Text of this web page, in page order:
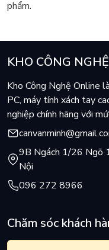
phẩm.
KHO CÔNG
Kho Công Nghệ Online
PC, máy tính xách tay
nghiệp chính hãng với
9B Ngách 1/26 Ngõ
Nội
096 272 8966
Chăm sóc khách